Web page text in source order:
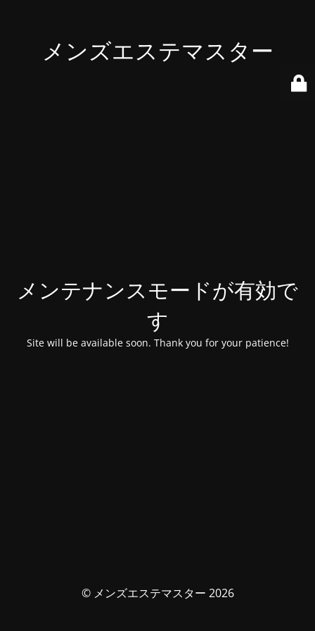
メンズエステマスター
メンテナンスモードが有効で
す
Site will be available soon. Thank you for your patience!
© メンズエステマスター 2026